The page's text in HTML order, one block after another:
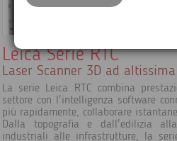
Leica Serie RTC
Laser Scanner 3D ad
La serie Leica RTC combina
settore con l'intelligenza software
più rapidamente, collaborare
Dalla topografia e dall'edilizia
industriali alle infrastrutture, la